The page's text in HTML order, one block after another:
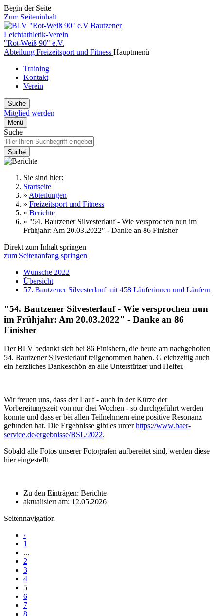
Begin der Seite
Zum Seiteninhalt
Bautzener
Leichtathletik-Verein
"Rot-Weiß 90" e.V.
Abteilung Freizeitsport und Fitness Hauptmenü
Training
Kontakt
Verein
Suche
Mitglied werden
Menü
Suche
Suche
Sie sind hier:
Startseite
» Abteilungen
» Freizeitsport und Fitness
» Berichte
» "54. Bautzener Silvesterlauf - Wie versprochen nun im
Frühjahr: Am 20.03.2022" - Danke an 86 Finisher
Direkt zum Inhalt springen
zum Seitenanfang springen
Wünsche 2022
Übersicht
57. Bautzener Silvesterlauf mit 458 Läuferinnen und Läufern
"54. Bautzener Silvesterlauf - Wie versprochen nun
im Frühjahr: Am 20.03.2022" - Danke an 86
Finisher
Der BLV bedankt sich bei 86 Finishern, die heute am nachgeholten
54. Bautzener Silvesterlauf teilgenommen haben. Gleichzeitig auch
ein herzliches Dankeschön an alle Unterstützer und Helfer.
Wir freuen uns, dass der Lauf - auch in der Kürze der
Vorbereitungszeit von nur drei Wochen - so durchgeführt werden
konnte und dass er bei allen Teilnehmern eine positive Resonanz
gefunden hat. Die Ergebnisse gibt es unterhttps://www.baer-
service.de/ergebnisse/BSL/2022.
Sobald alle Fotos unserer Fotografen aufbereitet sind, werden diese
hier eingestellt.
Zu den Einträgen: Berichte
aktualisiert am: 12.05.2026
Seitennavigation
‹
1
...
2
3
4
5
6
7
8